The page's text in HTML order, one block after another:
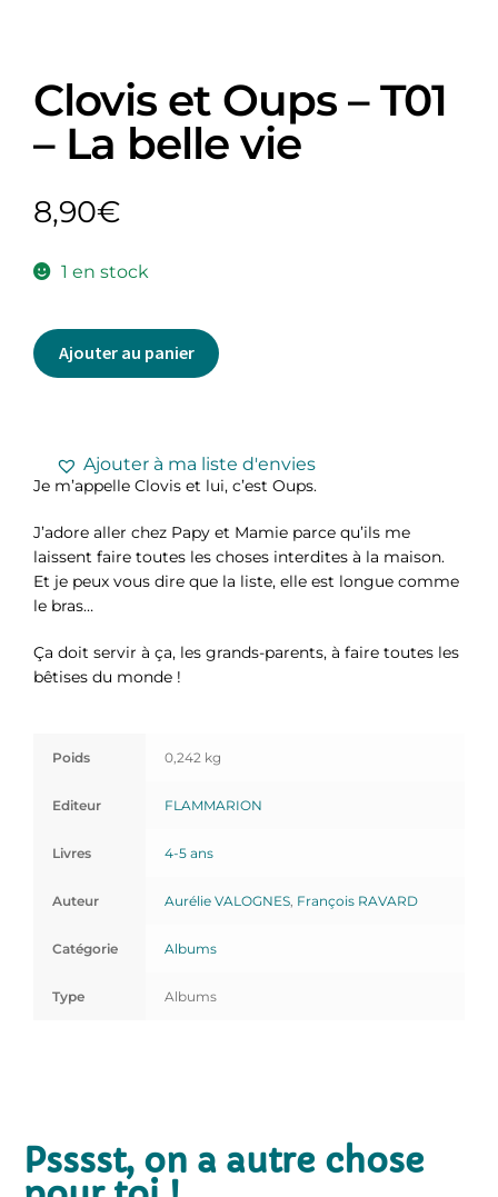
Clovis et Oups – T01
– La belle vie
8,90€
1 en stock
Ajouter au panier
Ajouter à ma liste d'envies
Je m’appelle Clovis et lui, c’est Oups.
J’adore aller chez Papy et Mamie parce qu’ils me
laissent faire toutes les choses interdites à la maison.
Et je peux vous dire que la liste, elle est longue comme
le bras…
Ça doit servir à ça, les grands-parents, à faire toutes les
bêtises du monde !
Poids 0,242 kg
Editeur FLAMMARION
Livres 4-5 ans
Auteur Aurélie VALOGNES, François RAVARD
Catégorie Albums
Type Albums
Psssst, on a autre chose